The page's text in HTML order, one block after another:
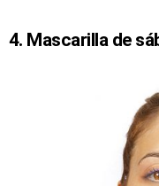
4. Mascarilla de